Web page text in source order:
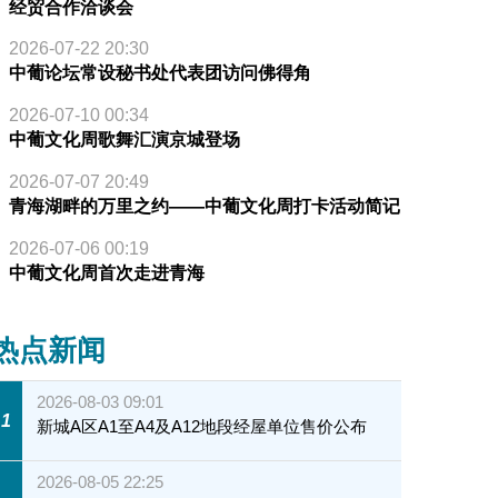
经贸合作洽谈会
2026-07-22 20:30
中葡论坛常设秘书处代表团访问佛得角
2026-07-10 00:34
中葡文化周歌舞汇演京城登场
2026-07-07 20:49
青海湖畔的万里之约——中葡文化周打卡活动简记
2026-07-06 00:19
中葡文化周首次走进青海
点新闻
1
2026-08-03 09:01
新城A区A1至A4及A12地段经屋单位售价公布
2026-08-05 22:25